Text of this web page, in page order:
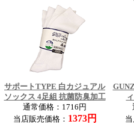
サポートTYPE 白カジュアル
ソックス 4足組 抗菌防臭加工
通常価格：1716円
当店販売価格： 1373円